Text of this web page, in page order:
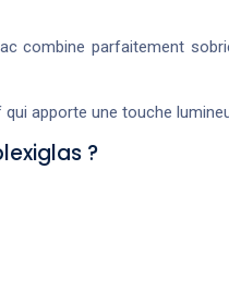
parfaitement
apporte une touche
?